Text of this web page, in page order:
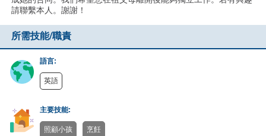
請聯繫本人。謝謝！
所需技能/職責
語言:
英語
主要技能:
照顧小孩 烹飪